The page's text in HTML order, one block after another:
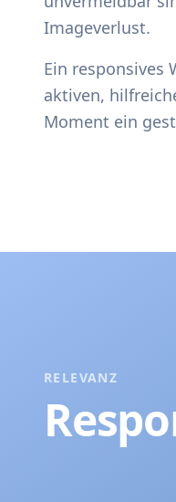
Imageverlust.
Ein responsives
aktiven,
Moment ein
RELEVANZ